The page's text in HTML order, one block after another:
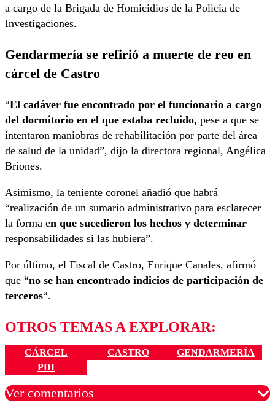
a cargo de la Brigada de Homicidios de la Policía de
Investigaciones.
Gendarmería se refirió a muerte de reo en
cárcel de Castro
“El cadáver fue encontrado por el funcionario a cargo
del dormitorio en el que estaba recluido, pese a que se
intentaron maniobras de rehabilitación por parte del área
de salud de la unidad”, dijo la directora regional, Angélica
Briones.
Asimismo, la teniente coronel añadió que habrá
“realización de un sumario administrativo para esclarecer
la forma en que sucedieron los hechos y determinar
responsabilidades si las hubiera”.
Por último, el Fiscal de Castro, Enrique Canales, afirmó
que “no se han encontrado indicios de participación de
terceros“.
OTROS TEMAS A EXPLORAR:
CÁRCEL CASTRO
GENDARMERÍA
PDI
Ver comentarios